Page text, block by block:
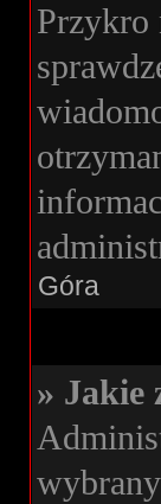
Przykro
Góra
» Jakie